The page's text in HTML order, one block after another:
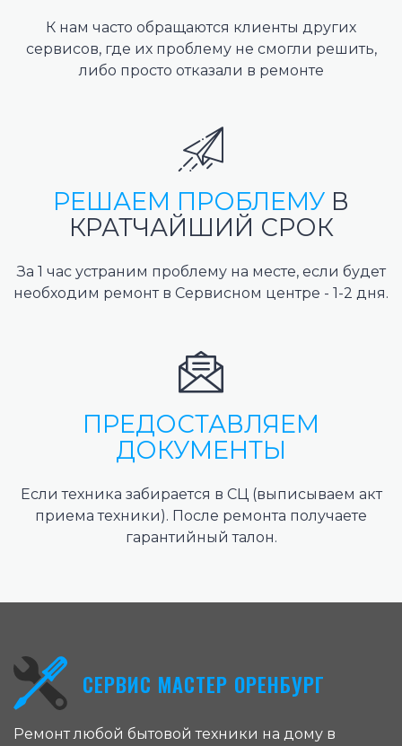
К нам часто обращаются клиенты других
сервисов, где их проблему не смогли решить,
либо просто отказали в ремонте
РЕШАЕМ ПРОБЛЕМУ В
КРАТЧАЙШИЙ СРОК
За 1 час устраним проблему на месте, если будет
необходим ремонт в Сервисном центре - 1-2 дня.
ПРЕДОСТАВЛЯЕМ
ДОКУМЕНТЫ
Если техника забирается в СЦ (выписываем акт
приема техники). После ремонта получаете
гарантийный талон.
СЕРВИС МАСТЕР ОРЕНБУРГ
Ремонт любой бытовой техники на дому в